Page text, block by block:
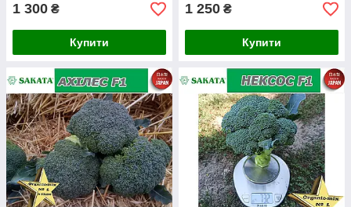
1 300 ₴
Купити
1 250 ₴
Купити